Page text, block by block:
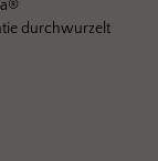
durchwurzelt